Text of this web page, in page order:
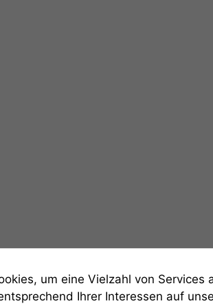
um eine Vielzahl von
Ihrer Interessen auf